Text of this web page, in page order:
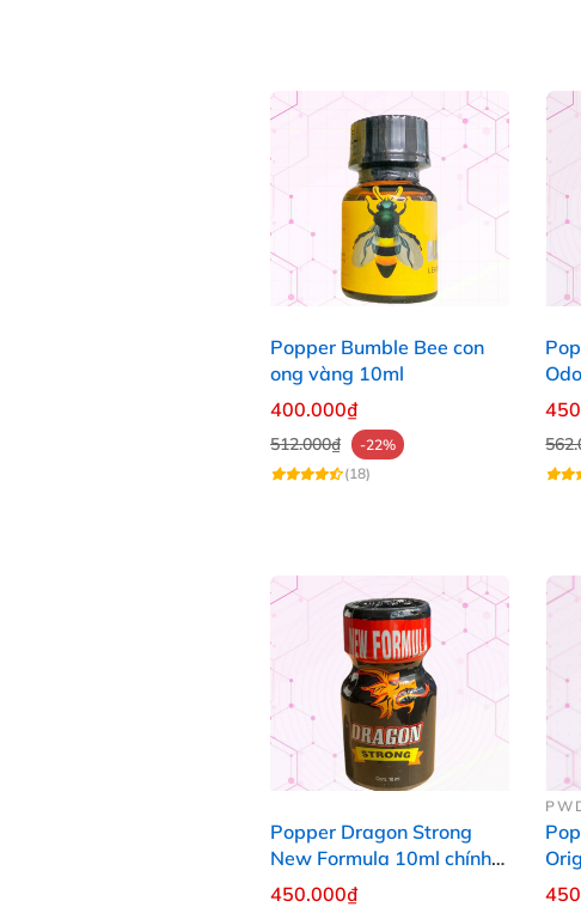
Popper Bumble Bee con
ong vàng 10ml
400.000₫
512.000₫
-22%
(18)
bot
Popper Dragon Strong
New Formula 10ml chính
hãng Mỹ dành cho Top Bot
450.000₫